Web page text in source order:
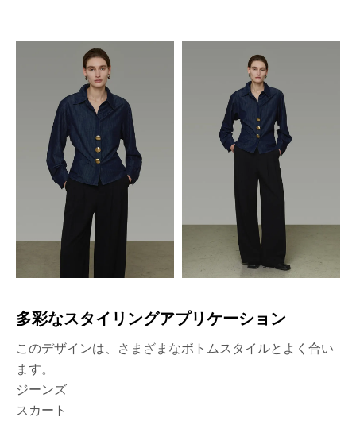
多彩なスタイリングアプリケーション
このデザインは、さまざまなボトムスタイルとよく合い
ます。
ジーンズ
スカート